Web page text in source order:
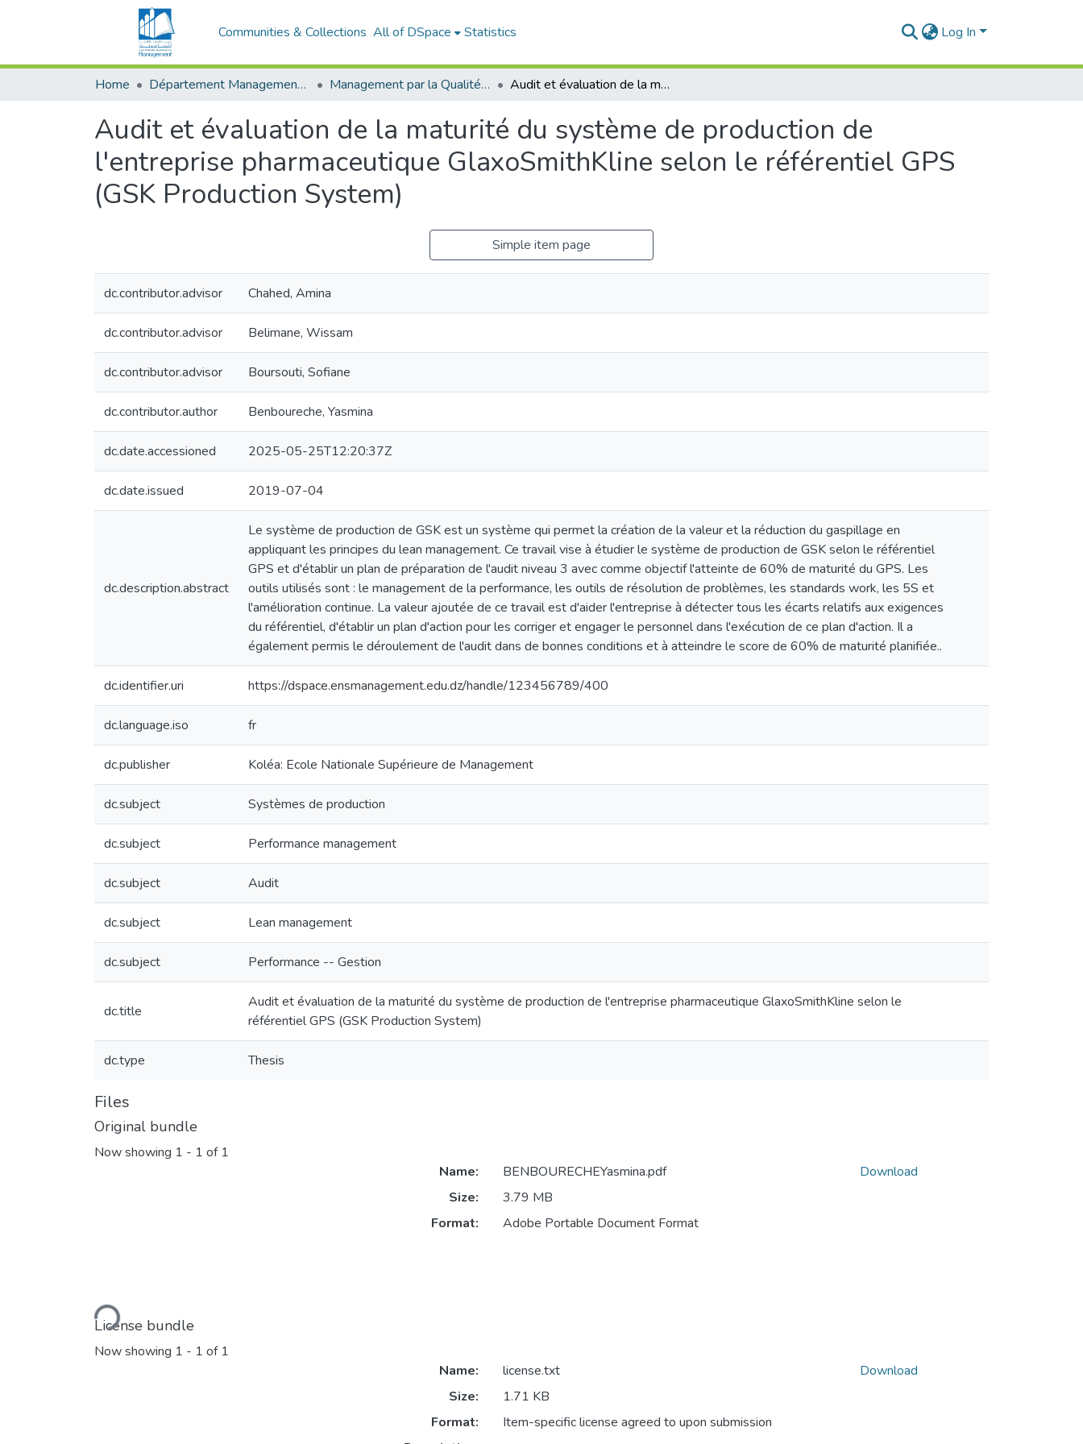
Communities & Collections All of DSpace Statistics Log In
Home Département Management Des Organisations Management par la Qualité (MPQ) Audit et évaluation de la maturité du système de production de l'entreprise pharmaceutique GlaxoSmithKline selon le référentiel GPS (GSK Production System)
Audit et évaluation de la maturité du système de production de
l'entreprise pharmaceutique GlaxoSmithKline selon le référentiel GPS
(GSK Production System)
Simple item page
dc.contributor.advisor Chahed, Amina
dc.contributor.advisor Belimane, Wissam
dc.contributor.advisor Boursouti, Sofiane
dc.contributor.author Benboureche, Yasmina
dc.date.accessioned 2025-05-25T12:20:37Z
dc.date.issued 2019-07-04
dc.description.abstract
Le système de production de GSK est un système qui permet la création de la valeur et la réduction du gaspillage en
appliquant les principes du lean management. Ce travail vise à étudier le système de production de GSK selon le référentiel
GPS et d'établir un plan de préparation de l'audit niveau 3 avec comme objectif l'atteinte de 60% de maturité du GPS. Les
outils utilisés sont : le management de la performance, les outils de résolution de problèmes, les standards work, les 5S et
l'amélioration continue. La valeur ajoutée de ce travail est d'aider l'entreprise à détecter tous les écarts relatifs aux exigences
du référentiel, d'établir un plan d'action pour les corriger et engager le personnel dans l'exécution de ce plan d'action. Il a
également permis le déroulement de l'audit dans de bonnes conditions et à atteindre le score de 60% de maturité planifiée..
dc.identifier.uri https://dspace.ensmanagement.edu.dz/handle/123456789/400
dc.language.iso fr
dc.publisher Koléa: Ecole Nationale Supérieure de Management
dc.subject Systèmes de production
dc.subject Performance management
dc.subject Audit
dc.subject Lean management
dc.subject Performance -- Gestion
dc.title
Audit et évaluation de la maturité du système de production de l'entreprise pharmaceutique GlaxoSmithKline selon le
référentiel GPS (GSK Production System)
dc.type Thesis
Files
Original bundle
Now showing 1 - 1 of 1
Loading...
Name:
BENBOURECHEYasmina.pdf
Size:
3.79 MB
Format:
Adobe Portable Document Format
Download
License bundle
Now showing 1 - 1 of 1
Name:
license.txt
Size:
1.71 KB
Format:
Item-specific license agreed to upon submission
Download